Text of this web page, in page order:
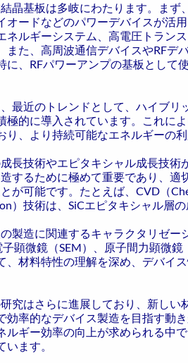
晶基板は多岐にわたります。まず
オードなどのパワーデバイスが活
ネルギーシステム、高電圧トラン
また、高周波通信デバイスやRFデ
に、RFパワーアンプの基板として
最近のトレンドとして、ハイブ
極的に導入されています。これに
、より持続可能なエネルギーの利
長技術やエピタキシャル成長技術
するために極めて重要であり、適
が可能です。たとえば、CVD（
）技術は、SiCエピタキシャル層
製造に関連するキャラクタリゼー
顕微鏡（SEM）、原子間力顕微
、材料特性の理解を深め、デバイ
究はさらに進展しており、新しい
効率的なデバイス製造を目指す動
ルギー効率の向上が求められる中
ます。